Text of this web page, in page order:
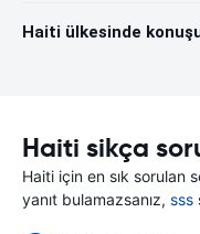
Haiti ülkesinde
Haiti sikça
Haiti için en sık sorulan
yanıt bulamazsanız, sss